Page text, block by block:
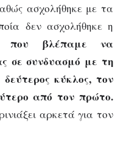
ασχολήθηκε με τα
δεν ασχολήθηκε η
που βλέπαμε να
σε συνδυασμό με τη
κύκλος, τον
από τον πρώτο.
αρκετά για τον